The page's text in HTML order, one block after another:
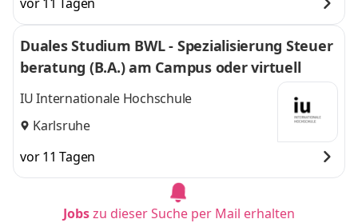
Duales Studium BWL - Spezialisierung Steuer
beratung (B.A.) am Campus oder virtuell
IU Internationale Hochschule
Karlsruhe
vor 11 Tagen
Jobszu dieser Suche per Mail erhalten